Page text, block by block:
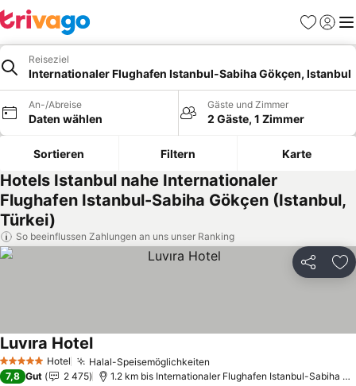
Favoriten
Reiseziel
Internationaler Flughafen Istanbul-Sabiha Gökçen, Istanbul
An-/Abreise
Daten wählen
Gäste und Zimmer
2 Gäste, 1 Zimmer
Sortieren Filtern Karte
Hotels Istanbul nahe Internationaler
Flughafen Istanbul-Sabiha Gökçen (Istanbul,
Türkei)
So beeinflussen Zahlungen an uns unser Ranking
Teilen
5 Sterne Hotel Halal-Speisemöglichkeiten
Luvıra HotelPreise sehen
7,8 Gut 2 475 1.2 km bis Internationaler Flughafen Istanbul-Sabiha